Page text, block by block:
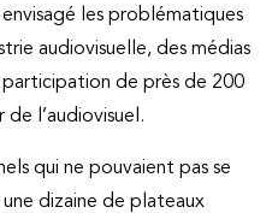
les problématiques
audiovisuelle, des médias
de près de 200
l’audiovisuel.
qui ne pouvaient pas se
dizaine de plateaux